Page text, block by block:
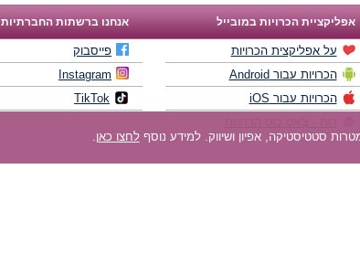
אפליקציית הכרויות במובייל אנחנו ברשתות החברתיות
על אפליקצית הכרויות
הכרויות עבור Android
הכרויות עבור iOS
פייסבוק
Instagram
TikTok
לחצו כאן.